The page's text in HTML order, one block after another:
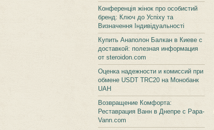
Конференція жінок про особистий
бренд: Ключ до Успіху та
Визначення Індивідуальності
Купить Анаполон Балкан в Киеве с
доставкой: полезная информация
от steroidon.com
Оценка надежности и комиссий при
обмене USDT TRC20 на Монобанк
UAH
Возвращение Комфорта:
Реставрация Ванн в Днепре с Papa-
Vann.com